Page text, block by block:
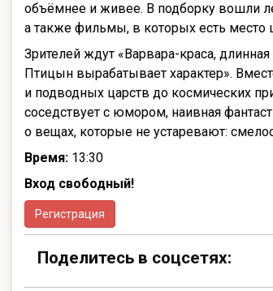
объёмнее и живее. В подборку вошли
а также фильмы, в которых есть
Зрителей ждут «Варвара-краса,
Птицын вырабатывает характер».
и подводных царств до космических
соседствует с юмором, наивная
о вещах, которые не устаревают:
Время: 13:30
Вход свободный!
Регистрация
Поделитесь в соцсетях: